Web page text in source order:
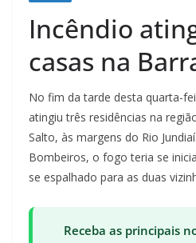
Incêndio
casas na
No fim da tarde desta quarta-
atingiu três residências na
Salto, às margens do Rio
Bombeiros, o fogo teria se
se espalhado para as duas
Receba as principais